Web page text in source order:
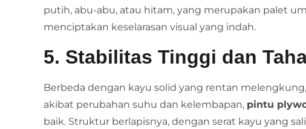
putih, abu-abu, atau hitam, yang merupakan palet
menciptakan keselarasan visual yang indah.
5. Stabilitas Tinggi dan
Berbeda dengan kayu solid yang rentan
akibat perubahan suhu dan kelembapan, pintu
baik. Struktur berlapisnya, dengan serat kayu yang